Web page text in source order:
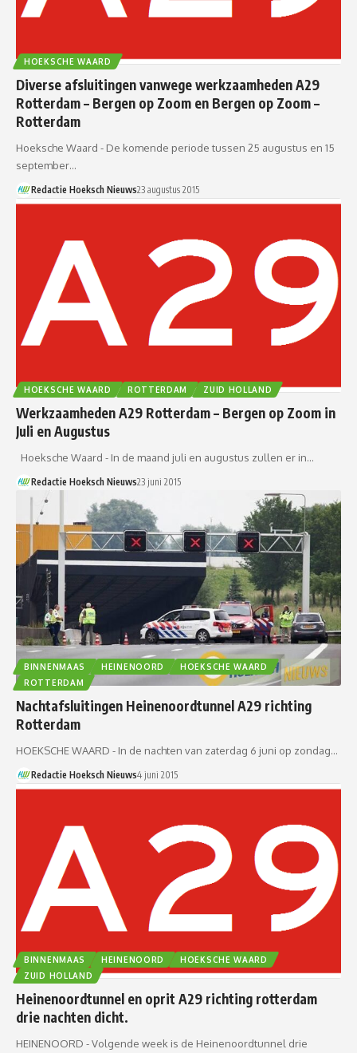
HOEKSCHE WAARD
Diverse afsluitingen vanwege werkzaamheden A29
Rotterdam – Bergen op Zoom en Bergen op Zoom –
Rotterdam
Hoeksche Waard - De komende periode tussen 25 augustus en 15
september…
Redactie Hoeksch Nieuws23 augustus 2015
HOEKSCHE WAARD ROTTERDAM ZUID HOLLAND
Werkzaamheden A29 Rotterdam – Bergen op Zoom in
Juli en Augustus
Hoeksche Waard - In de maand juli en augustus zullen er in…
Redactie Hoeksch Nieuws23 juni 2015
BINNENMAAS HEINENOORD
HOEKSCHE WAARD
ROTTERDAM
Nachtafsluitingen Heinenoordtunnel A29 richting
Rotterdam
HOEKSCHE WAARD - In de nachten van zaterdag 6 juni op zondag…
Redactie Hoeksch Nieuws4 juni 2015
BINNENMAAS HEINENOORD
HOEKSCHE WAARD
ZUID HOLLAND
Heinenoordtunnel en oprit A29 richting rotterdam
drie nachten dicht.
HEINENOORD - Volgende week is de Heinenoordtunnel drie